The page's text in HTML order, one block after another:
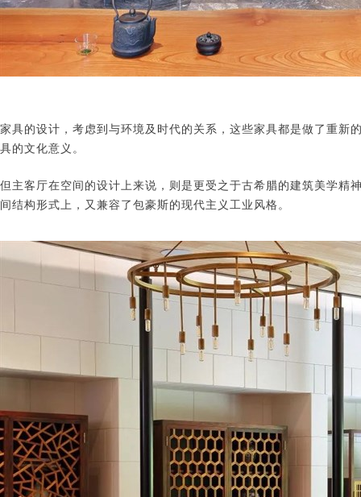
家具的设计，考虑到与环境及时代的关系，这些家具都是做了重新
具的文化意义。
但主客厅在空间的设计上来说，则是更受之于古希腊的建筑美学精
间结构形式上，又兼容了包豪斯的现代主义工业风格。